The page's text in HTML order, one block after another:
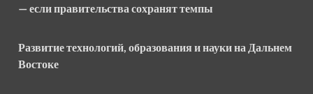
— если правительства сохранят темпы
Развитие технологий, образования и науки на Дальнем
Востоке